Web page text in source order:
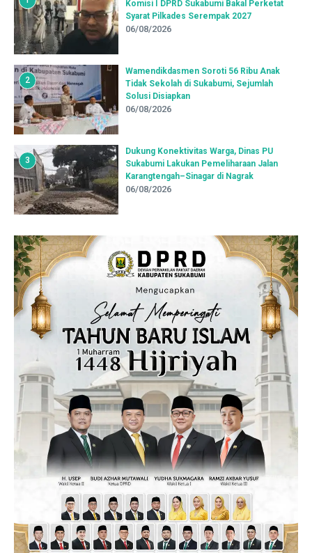
Komisi I DPRD Sukabumi Bakal Perketat
Syarat Pilkades Serempak 2027
06/08/2026
2
Wamendikdasmen Soroti 56 Ribu Anak
Tidak Sekolah di Sukabumi, Sejumlah
Solusi Disiapkan
06/08/2026
3
Dukung Konektivitas Warga, Dinas PU
Sukabumi Lakukan Pemeliharaan Jalan
Karangtengah–Sinagar di Nagrak
06/08/2026